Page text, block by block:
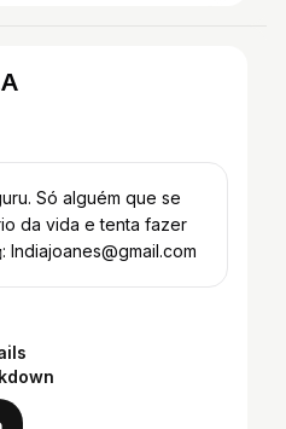
Só alguém que se
da vida e tenta fazer
Indiajoanes@gmail.com